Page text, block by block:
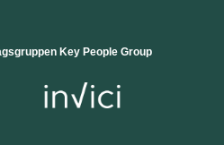
Key People Group